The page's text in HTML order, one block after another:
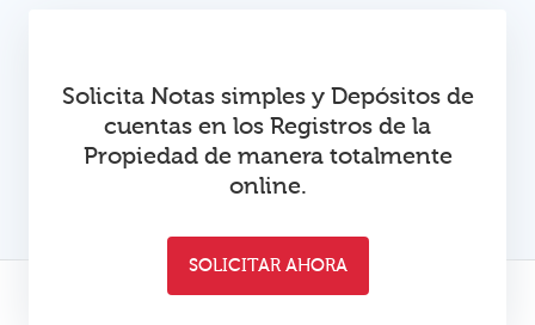
Solicita Notas simples y Depósitos de
cuentas en los Registros de la
Propiedad de manera totalmente
online.
SOLICITAR AHORA